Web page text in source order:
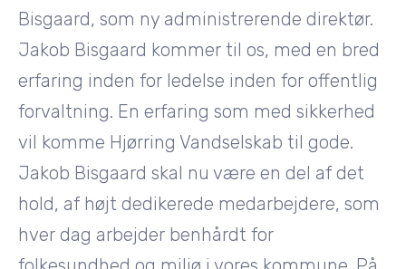
Bisgaard, som ny administrerende direktør.
Jakob Bisgaard kommer til os, med en bred
erfaring inden for ledelse inden for offentlig
forvaltning. En erfaring som med sikkerhed
vil komme Hjørring Vandselskab til gode.
Jakob Bisgaard skal nu være en del af det
hold, af højt dedikerede medarbejdere, som
hver dag arbejder benhårdt for